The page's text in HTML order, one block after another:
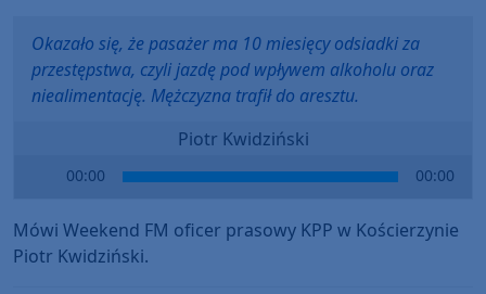
Okazało się, że pasażer ma 10 miesięcy odsiadki za
przestępstwa, czyli jazdę pod wpływem alkoholu oraz
niealimentację. Mężczyzna trafił do aresztu.
Piotr Kwidziński
00:00 00:00
Mówi Weekend FM oficer prasowy KPP w Kościerzynie
Piotr Kwidziński.